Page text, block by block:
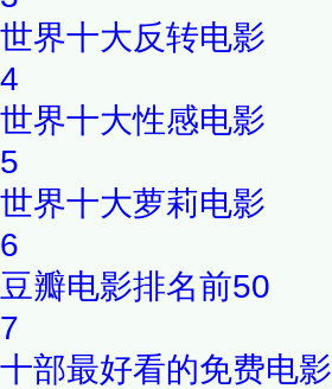
世界十大反转电影
4
世界十大性感电影
5
世界十大萝莉电影
6
豆瓣电影排名前50
7
十部最好看的免费电影